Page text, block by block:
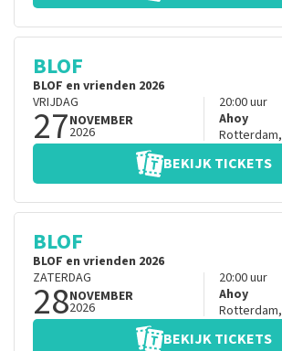
BLOF
BLOF en vrienden 2026
VRIJDAG
27NOVEMBER
2026
20:00uur
Ahoy
Rotterdam,
BEKIJK TICKETS
BLOF
BLOF en vrienden 2026
ZATERDAG
28NOVEMBER
2026
20:00uur
Ahoy
Rotterdam,
BEKIJK TICKETS